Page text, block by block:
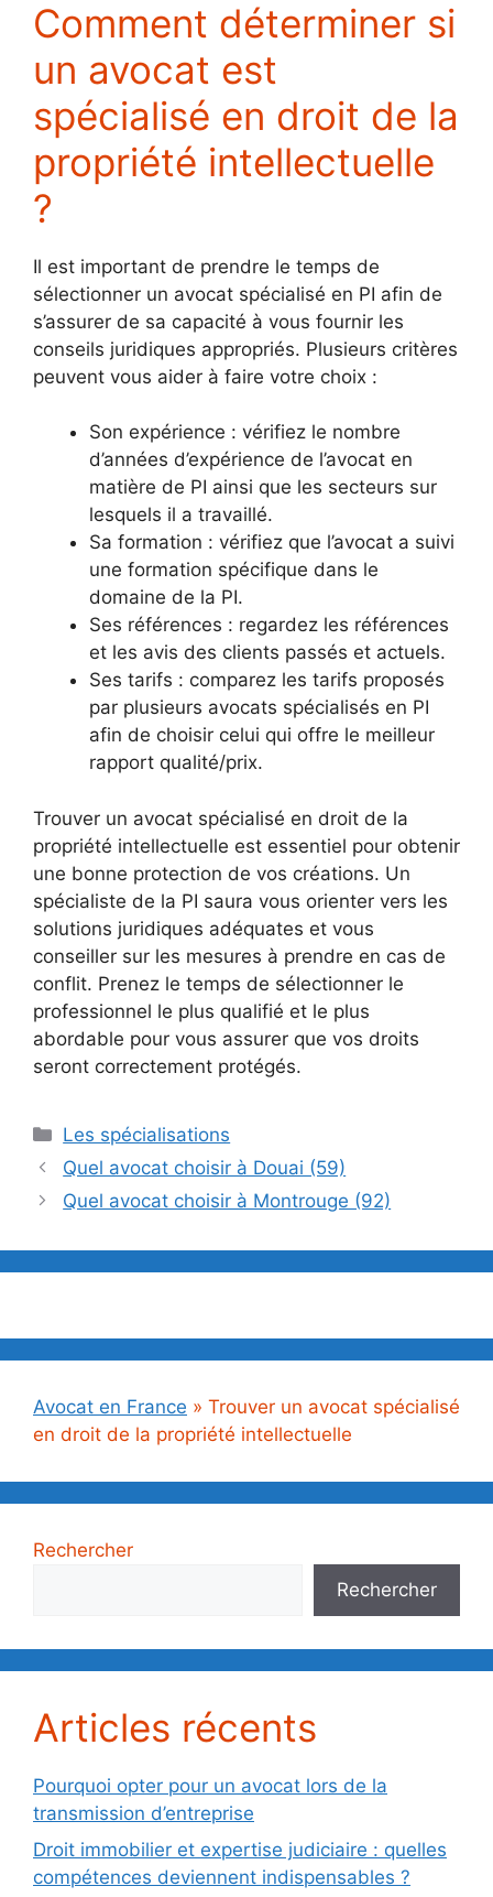
Comment déterminer si
un avocat est
spécialisé en droit de la
propriété intellectuelle
?
Il est important de prendre le temps de
sélectionner un avocat spécialisé en PI afin de
s’assurer de sa capacité à vous fournir les
conseils juridiques appropriés. Plusieurs critères
peuvent vous aider à faire votre choix :
Son expérience : vérifiez le nombre
d’années d’expérience de l’avocat en
matière de PI ainsi que les secteurs sur
lesquels il a travaillé.
Sa formation : vérifiez que l’avocat a suivi
une formation spécifique dans le
domaine de la PI.
Ses références : regardez les références
et les avis des clients passés et actuels.
Ses tarifs : comparez les tarifs proposés
par plusieurs avocats spécialisés en PI
afin de choisir celui qui offre le meilleur
rapport qualité/prix.
Trouver un avocat spécialisé en droit de la
propriété intellectuelle est essentiel pour obtenir
une bonne protection de vos créations. Un
spécialiste de la PI saura vous orienter vers les
solutions juridiques adéquates et vous
conseiller sur les mesures à prendre en cas de
conflit. Prenez le temps de sélectionner le
professionnel le plus qualifié et le plus
abordable pour vous assurer que vos droits
seront correctement protégés.
Catégories
Les spécialisations
Quel avocat choisir à Douai (59)
Quel avocat choisir à Montrouge (92)
Avocat en France » Trouver un avocat spécialisé
en droit de la propriété intellectuelle
Rechercher
Rechercher
Articles récents
Pourquoi opter pour un avocat lors de la
transmission d’entreprise
Droit immobilier et expertise judiciaire : quelles
compétences deviennent indispensables ?